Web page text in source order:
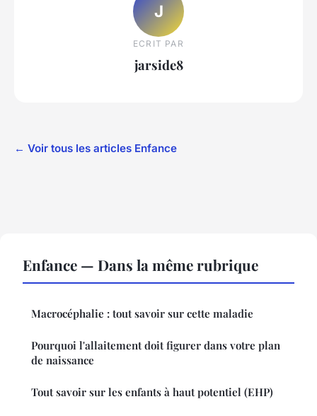
J
ECRIT PAR
jarside8
← Voir tous les articles Enfance
Enfance — Dans la même rubrique
Macrocéphalie : tout savoir sur cette maladie
Pourquoi l'allaitement doit figurer dans votre plan
de naissance
Tout savoir sur les enfants à haut potentiel (EHP)